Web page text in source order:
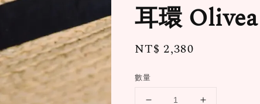
耳環 Olivea
Regular
NT$ 2,380
數量